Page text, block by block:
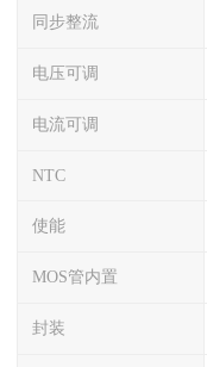
同步整流
电压可调
电流可调
NTC
使能
MOS管内置
封装